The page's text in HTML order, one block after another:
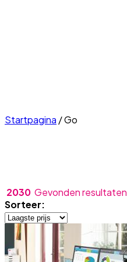
Startpagina /Go
2030 Gevonden resultaten
Sorteer: